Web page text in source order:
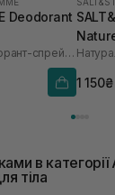
Deodorant
Освіжаючий дезодорант-спрей тривалої дії
1 150₴
в
тіла